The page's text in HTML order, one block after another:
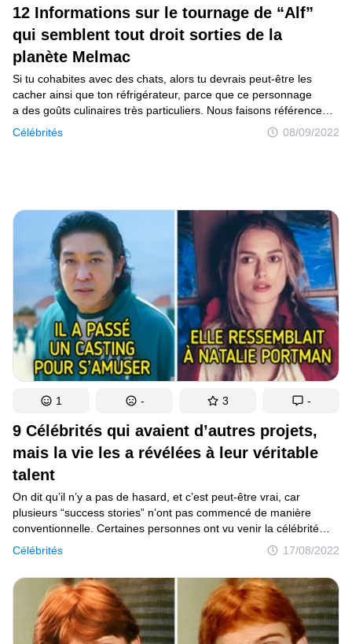
12 Informations sur le tournage de “Alf”
qui semblent tout droit sorties de la
planète Melmac
Célébrités 08/09/2022
Si tu cohabites avec des chats, alors tu devrais peut-être les
cacher ainsi que ton réfrigérateur, parce que ce personnage
a des goûts culinaires très particuliers. Nous faisons référence
à l’extraterrestre des années 80, Alf, qui a atterri avec sa navette
spatiale chez les Tanner, une famille classique, et qui a décidé
9 Célébrités qui avaient d’autres projets,
mais la vie les a révélées à leur véritable
talent
Célébrités 17/08/2022
On dit qu’il n’y a pas de hasard, et c’est peut-être vrai, car
plusieurs “success stories” n’ont pas commencé de manière
conventionnelle. Certaines personnes ont vu venir la célébrité
d’une manière à laquelle elles ne s’attendaient pas. Cependant,
elles ont saisi les opportunités qui se sont présentées à elles
avec le plus grand enthousiasme.
1 - 3 -